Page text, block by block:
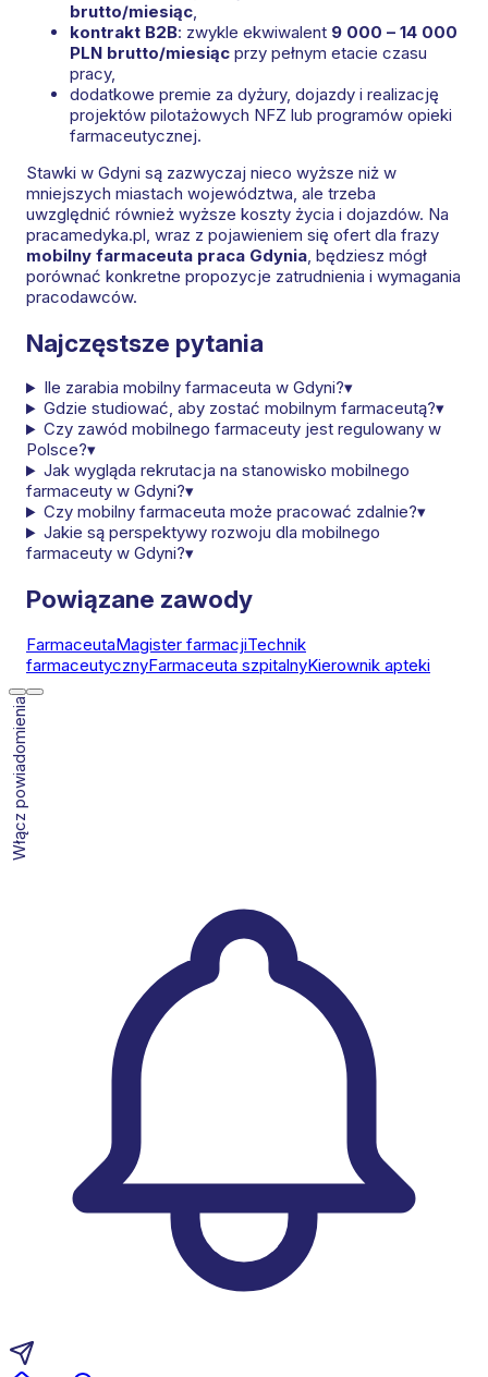
brutto/miesiąc,
kontrakt B2B: zwykle ekwiwalent 9 000 – 14 000
PLN brutto/miesiąc przy pełnym etacie czasu
pracy,
dodatkowe premie za dyżury, dojazdy i realizację
projektów pilotażowych NFZ lub programów opieki
farmaceutycznej.
Stawki w Gdyni są zazwyczaj nieco wyższe niż w
mniejszych miastach województwa, ale trzeba
uwzględnić również wyższe koszty życia i dojazdów. Na
pracamedyka.pl, wraz z pojawieniem się ofert dla frazy
mobilny farmaceuta praca Gdynia, będziesz mógł
porównać konkretne propozycje zatrudnienia i wymagania
pracodawców.
Najczęstsze pytania
Ile zarabia mobilny farmaceuta w Gdyni?▾
Gdzie studiować, aby zostać mobilnym farmaceutą?▾
Czy zawód mobilnego farmaceuty jest regulowany w
Polsce?▾
Jak wygląda rekrutacja na stanowisko mobilnego
farmaceuty w Gdyni?▾
Czy mobilny farmaceuta może pracować zdalnie?▾
Jakie są perspektywy rozwoju dla mobilnego
farmaceuty w Gdyni?▾
Powiązane zawody
FarmaceutaMagister farmacjiTechnik
farmaceutycznyFarmaceuta szpitalnyKierownik apteki
Włącz powiadomienia